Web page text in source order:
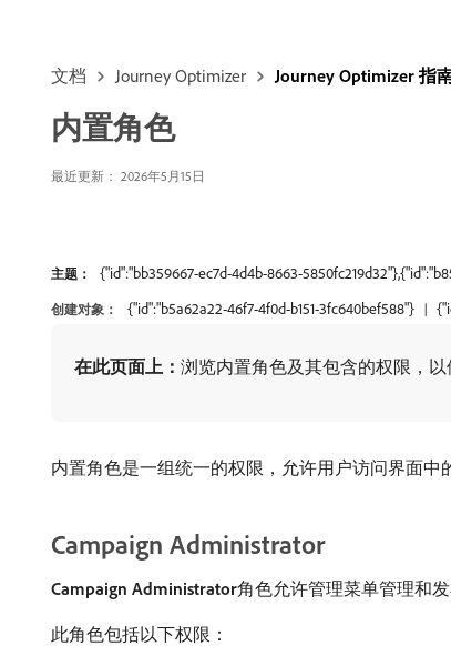
文档 Journey Optimizer Journey Optimizer 指
内置角色
最近更新： 2026年5月15日
主题： {"id":"bb359667-ec7d-4d4b-8663-
创建对象： {"id":"b5a62a22-46f7-4f0d-b151-3fc640bef588"}
在此页面上： 浏览内置角色及其包含的权限，
内置角色是一组统一的权限，允许用户访问界面
Campaign Administrator
Campaign Administrator角色允许管理菜单管理和
此角色包括以下权限：